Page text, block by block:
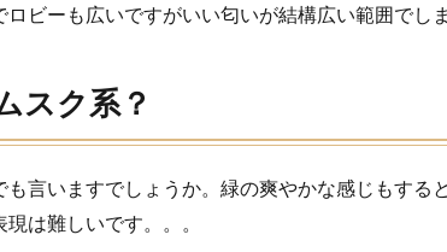
ビーも広いですがいい匂いが結構広い範囲でしま
スク系？
言いますでしょうか。緑の爽やかな感じもする
は難しいです。。。